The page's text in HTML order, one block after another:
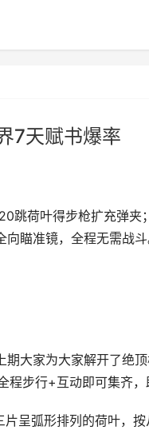
7天赋书爆率
跳荷叶得步枪扩充弹
瞄准镜，全程无需战
大家为大家解开了绝
步行+互动即可集齐，
呈弧形排列的荷叶，